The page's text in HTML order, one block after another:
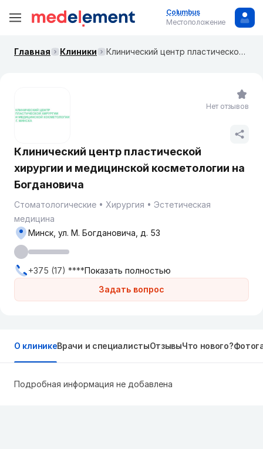
Columbus
Местоположение
Главная Клиники Клинический центр пластической хирургии и медицинской косметологии на Богдановича
Клинический центр пластической
хирургии и медицинской косметологии на
Богдановича
Стоматологические Хирургия
Эстетическая
медицина
Задать вопрос
Минск, ул. М. Богдановича, д. 53
+375 (17) ****Показать полностью
Нет отзывов
О клиникеВрачи и специалистыОтзывыЧто нового?
Подробная информация не добавлена